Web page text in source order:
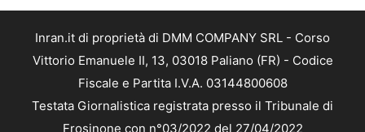
Inran.it di proprietà di DMM COMPANY SRL - Corso
Vittorio Emanuele II, 13, 03018 Paliano (FR) - Codice
Fiscale e Partita I.V.A. 03144800608
Testata Giornalistica registrata presso il Tribunale di
Frosinone con n°03/2022 del 27/04/2022